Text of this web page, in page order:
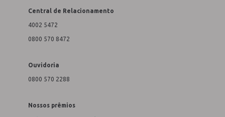
Central de Relacionamento
4002 5472
0800 570 8472
Ouvidoria
0800 570 2288
Nossos prêmios